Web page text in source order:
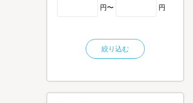
円〜 円
絞り込む